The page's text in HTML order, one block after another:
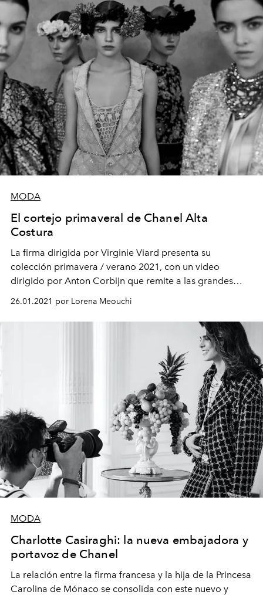
MODA
El cortejo primaveral de Chanel Alta
Costura
La firma dirigida por Virginie Viard presenta su
colección primavera / verano 2021, con un video
dirigido por Anton Corbijn que remite a las grandes
26.01.2021 por Lorena Meouchi
MODA
Charlotte Casiraghi: la nueva embajadora y
portavoz de Chanel
La relación entre la firma francesa y la hija de la Princesa
Carolina de Mónaco se consolida con este nuevo y